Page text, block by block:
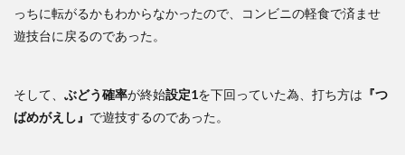
っちに転がるかもわからなかったので、コンビニの軽食で済ませ
遊技台に戻るのであった。
そして、 ぶどう確率が終始設定1を下回っていた為、打ち方は 『つ
ばめがえし』 で遊技するのであった。